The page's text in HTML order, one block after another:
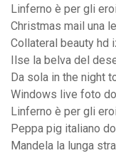
Linferno è per gli eroi
Christmas mail una
Collateral beauty hd
Ilse la belva del
Da sola in the night
Windows live foto
Linferno è per gli eroi
Peppa pig italiano
Mandela la lunga